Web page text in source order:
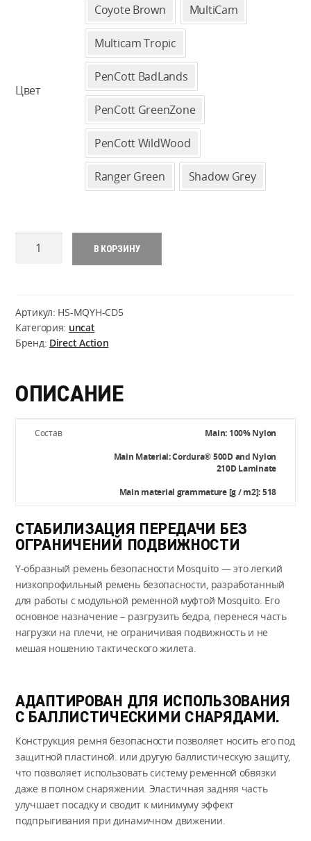
Цвет
Coyote Brown MultiCam
Multicam Tropic
PenCott BadLands
PenCott GreenZone
PenCott WildWood
Ranger Green Shadow Grey
Количество
MOSQUITO
Y-
HARNESS
В КОРЗИНУ
Артикул: HS-MQYH-CD5
Категория: uncat
Бренд: Direct Action
ОПИСАНИЕ
Состав
Main: 100% Nylon
Main Material: Cordura® 500D and Nylon
210D Laminate
Main material grammature [g / m2]: 518
СТАБИЛИЗАЦИЯ ПЕРЕДАЧИ БЕЗ
ОГРАНИЧЕНИЙ ПОДВИЖНОСТИ
Y-образный ремень безопасности Mosquito — это легкий
низкопрофильный ремень безопасности, разработанный
для работы с модульной ременной муфтой Mosquito. Его
основное назначение – разгрузить бедра, перенеся часть
нагрузки на плечи, не ограничивая подвижность и не
мешая ношению тактического жилета.
АДАПТИРОВАН ДЛЯ ИСПОЛЬЗОВАНИЯ
С БАЛЛИСТИЧЕСКИМИ СНАРЯДАМИ.
Конструкция ремня безопасности позволяет носить его под
защитной пластиной. или другую баллистическую защиту,
что позволяет использовать систему ременной обвязки
даже в полном снаряжении. Эластичная задняя часть
улучшает посадку и сводит к минимуму эффект
подпрыгивания при динамичном движении.